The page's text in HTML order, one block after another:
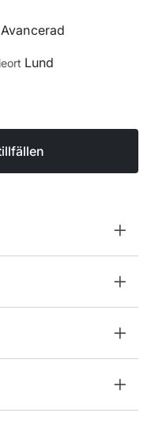
Avancerad
Lund